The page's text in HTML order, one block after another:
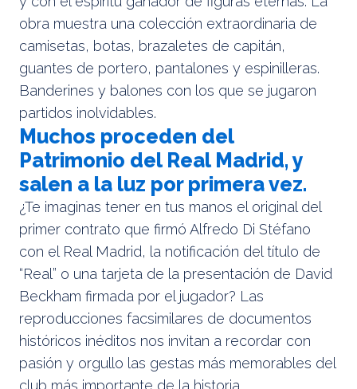
obra muestra una colección extraordinaria de
camisetas, botas, brazaletes de capitán,
guantes de portero, pantalones y espinilleras.
Banderines y balones con los que se jugaron
partidos inolvidables.
Muchos proceden del
Patrimonio del Real Madrid, y
salen a la luz por primera vez.
¿Te imaginas tener en tus manos el original del
primer contrato que firmó Alfredo Di Stéfano
con el Real Madrid, la notificación del título de
“Real” o una tarjeta de la presentación de David
Beckham firmada por el jugador? Las
reproducciones facsimilares de documentos
históricos inéditos nos invitan a recordar con
pasión y orgullo las gestas más memorables del
club más importante de la historia.